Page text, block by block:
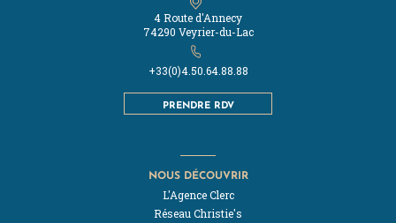
4 Route d'Annecy
74290 Veyrier-du-Lac
+33(0)4.50.64.88.88
PRENDRE RDV
NOUS DÉCOUVRIR
L'Agence Clerc
Réseau Christie's